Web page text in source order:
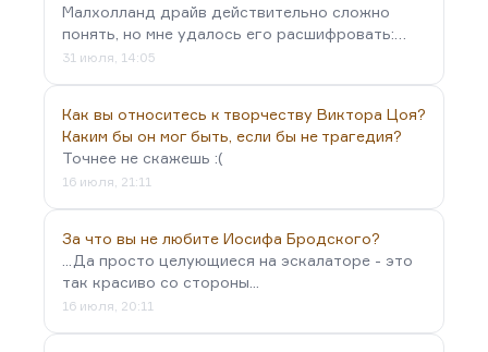
Малхолланд драйв действительно сложно
понять, но мне удалось его расшифровать:…
31 июля, 14:05
Как вы относитесь к творчеству Виктора Цоя?
Каким бы он мог быть, если бы не трагедия?
Точнее не скажешь :(
16 июля, 21:11
За что вы не любите Иосифа Бродского?
...Да просто целующиеся на эскалаторе - это
так красиво со стороны...
16 июля, 20:11